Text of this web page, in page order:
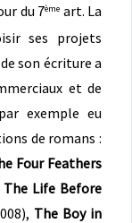
du 7ème art. La
ses projets
son écriture a
et de
exemple eu
de romans :
Four Feathers
The Life Before
The Boy in